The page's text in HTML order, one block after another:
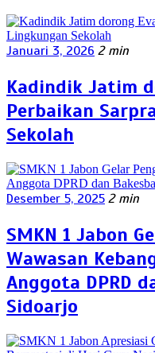
Januari 3, 2026 2 min
Kadindik Jatim
Perbaikan
Sekolah
Desember 5, 2025 2 min
SMKN 1 Jabon
Wawasan
Anggota DPRD
Sidoarjo